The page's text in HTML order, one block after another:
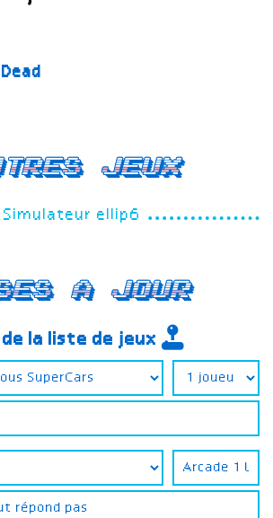
jeux
Simulateur ellip6
a jour
la liste de jeux